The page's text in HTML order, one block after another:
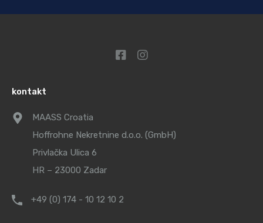
kontakt
MAASS Croatia
Hoffrohne Nekretnine d.o.o. (GmbH)
Privlačka Ulica 6
HR – 23000 Zadar
+49 (0) 174 - 10 12 10 2